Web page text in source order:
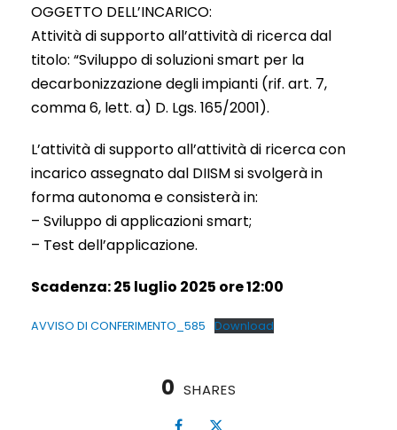
OGGETTO DELL’INCARICO:
Attività di supporto all’attività di ricerca dal
titolo: “Sviluppo di soluzioni smart per la
decarbonizzazione degli impianti (rif. art. 7,
comma 6, lett. a) D. Lgs. 165/2001).
L’attività di supporto all’attività di ricerca con
incarico assegnato dal DIISM si svolgerà in
forma autonoma e consisterà in:
– Sviluppo di applicazioni smart;
– Test dell’applicazione.
Scadenza: 25 luglio 2025 ore 12:00
AVVISO DI CONFERIMENTO_585 Download
0 SHARES